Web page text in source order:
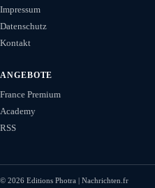
Impressum
Datenschutz
Kontakt
ANGEBOTE
France Premium
Academy
RSS
© 2026 Editions Photra | Nachrichten.fr